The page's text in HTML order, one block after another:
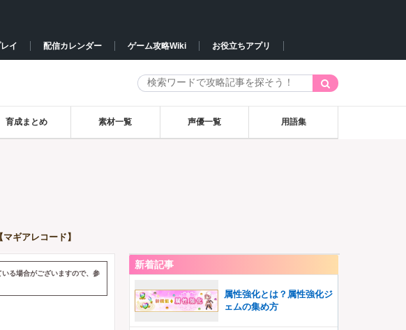
イ 配信カレンダー ゲーム攻略Wiki お役立ちアプリ
育成まとめ 素材一覧 声優一覧 用語集
ギアレコード】
る場合がございますので、参
新着記事
属性強化とは？属性強化ジ
ェムの集め方